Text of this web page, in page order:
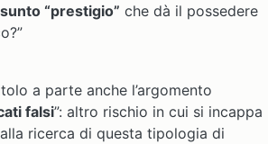
“prestigio” che dà il possedere
a parte anche l’argomento
falsi”: altro rischio in cui si incappa
ricerca di questa tipologia di